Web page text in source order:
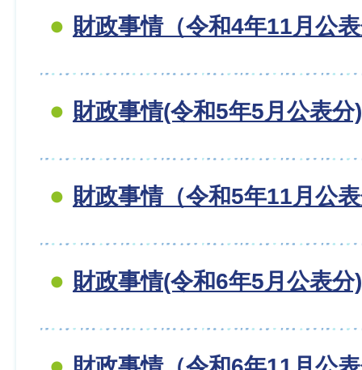
財政事情（令和4年11月公
財政事情(令和5年5月公表分)
財政事情（令和5年11月公
財政事情(令和6年5月公表分)